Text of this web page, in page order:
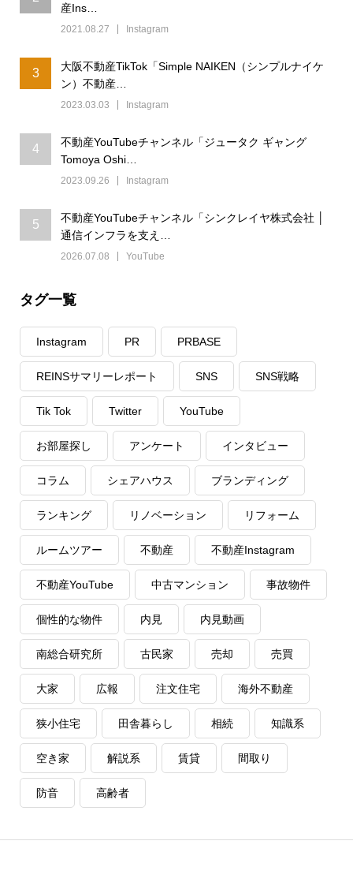
産Ins…
2021.08.27 Instagram
3
大阪不動産TikTok「Simple NAIKEN（シンプルナイケ
ン）不動産…
2023.03.03 Instagram
4
不動産YouTubeチャンネル「ジュータク ギャング
Tomoya Oshi…
2023.09.26 Instagram
5
不動産YouTubeチャンネル「シンクレイヤ株式会社 │
通信インフラを支え…
2026.07.08 YouTube
タグ一覧
Instagram PR PRBASE
REINSサマリーレポート SNS SNS戦略
Tik Tok Twitter YouTube
お部屋探し アンケート インタビュー
コラム シェアハウス ブランディング
ランキング リノベーション リフォーム
ルームツアー 不動産 不動産Instagram
不動産YouTube 中古マンション 事故物件
個性的な物件 内見 内見動画
南総合研究所 古民家 売却 売買
大家 広報 注文住宅 海外不動産
狭小住宅 田舎暮らし 相続 知識系
空き家 解説系 賃貸 間取り
防音 高齢者